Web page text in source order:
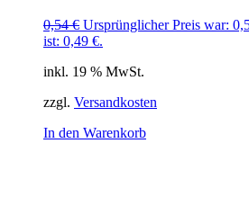
0,54€ Ursprünglicher Preis war:
ist: 0,49 €.
inkl. 19 % MwSt.
zzgl. Versandkosten
In den Warenkorb